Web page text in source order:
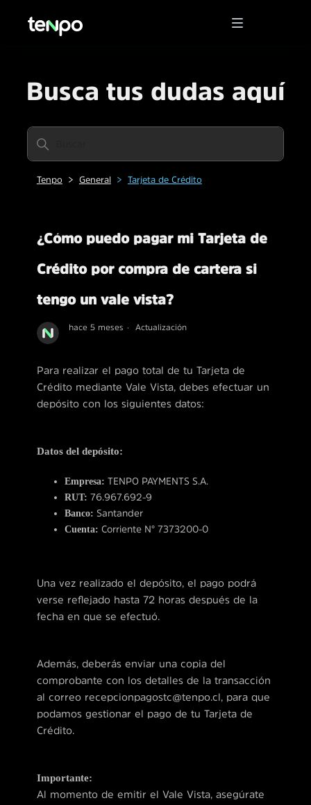
Busca tus dudas aquí
Tenpo General Tarjeta de Crédito
¿Cómo puedo pagar mi Tarjeta de
Crédito por compra de cartera si
tengo un vale vista?
hace 5 meses Actualización
Para realizar el pago total de tu Tarjeta de
Crédito mediante Vale Vista, debes efectuar un
depósito con los siguientes datos:
Datos del depósito:
Empresa: TENPO PAYMENTS S.A.
RUT: 76.967.692-9
Banco: Santander
Cuenta: Corriente N° 7373200-0
Una vez realizado el depósito, el pago podrá
verse reflejado hasta 72 horas después de la
fecha en que se efectuó.
Además, deberás enviar una copia del
comprobante con los detalles de la transacción
al correo recepcionpagostc@tenpo.cl, para que
podamos gestionar el pago de tu Tarjeta de
Crédito.
Importante:
Al momento de emitir el Vale Vista, asegúrate